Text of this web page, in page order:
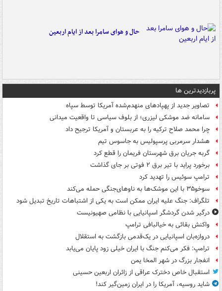
حال و هوای سامرا بعد از ایام اربعین
پربازدیدترین ها
تصاویر جدید از پهپادهای منهدم‌شده آمریکا توسط سپاه
سامانه ضد موشکی لیزری؛ از بلوف سیاسی تا واقعیت میدانی
چرا محمد صلاح ترکیه را به عربستان و آمریکا ترجیح داد
هشدار سرمربی پرسپولیس به جاسوس تیم
گربه جریان برق شهرستان فریمان را قطع کرد
برخورد پراید با تیر برق ۲ فوتی بر جای گذاشت
ترامپ سوئیس را تهدید کرد
سوخو۳۵ با این موشک‌ها به ناوهای‌جنگی حمله می‌کند
تلگراف: جنگ علیه ایران ممکن است به یکی از اشتباهات تاریخ تبدیل شود
درگیر شدن گردشگر اسپانیایی با نظامی صهیونیست
واکنش بقائی به خیالبافی ترامپ
دروازه‌بان اسپانیایی در یک‌قدمی بازگشت به استقلال
ترامپ: فکر می‌کنم جنگ با ایران خیلی زود پایان می‌یابد
انفجار بزرگ در شهر المخا یمن
استقبال خاص دخترک عراقی از زائران اربعین حسینی
شاید روسیه، آمریکا را در ایران زمین‌گیر کند!